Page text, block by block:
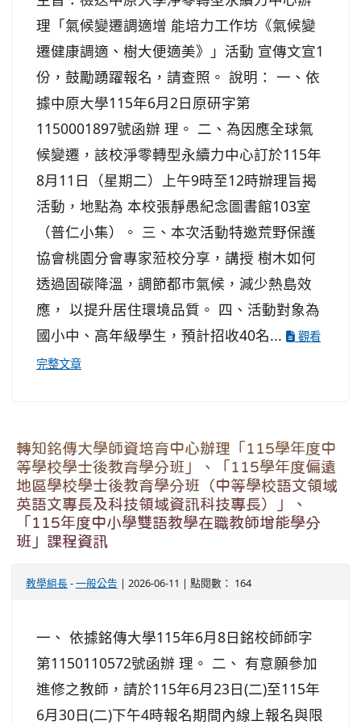
理「氣候變遷調適增 能培力工作坊《氣候變
遷健康調適、樹大便適美》」活動 宣傳文宣1
份，鼓勵踴躍報名，請查照。 說明： 一、依
據中原大學115年6月2日原研字第
1150001897號函辦 理。 二、為因應全球氣
候變遷，該校淨零轉型永續力中心訂於115年
8月11日（星期二）上午9時至12時辦理旨揭
活動，地點為 本校張靜愚紀念圖書館103室
（普仁小集）。 三、本次活動特邀荒野保護
協會桃園分會專家蒞校分享，講授 樹木如何
透過固碳降溫，調節都市氣候，減少熱島效
應， 以提升居住環境品質。 四、活動對象為
國小中、高年級學生，預計招收40名...
觀看
完整文章
轉知銘傳大學師資培育中心辦理「115學年度中
等學校學士後教育學分班」、「115學年度偏遠
地區學校學士後教育學分班（中等學校語文領域
英語文專長及科技領域資訊科技專長）」、
「115年度中小學雙語教學在職教師增能學分
班」課程資訊
教學組長-一般公告 | 2026-06-11 | 點閱數： 164
一、 依據銘傳大學115年6月8日銘校師師字
第1150110572號函辦 理。 二、 有意願參加
進修之教師，請於115年6月23日(二)至115年
6月30日(二)下午4時報名期間內線上報名與限